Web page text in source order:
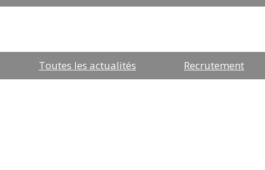
Toutes les actualités Recrutement